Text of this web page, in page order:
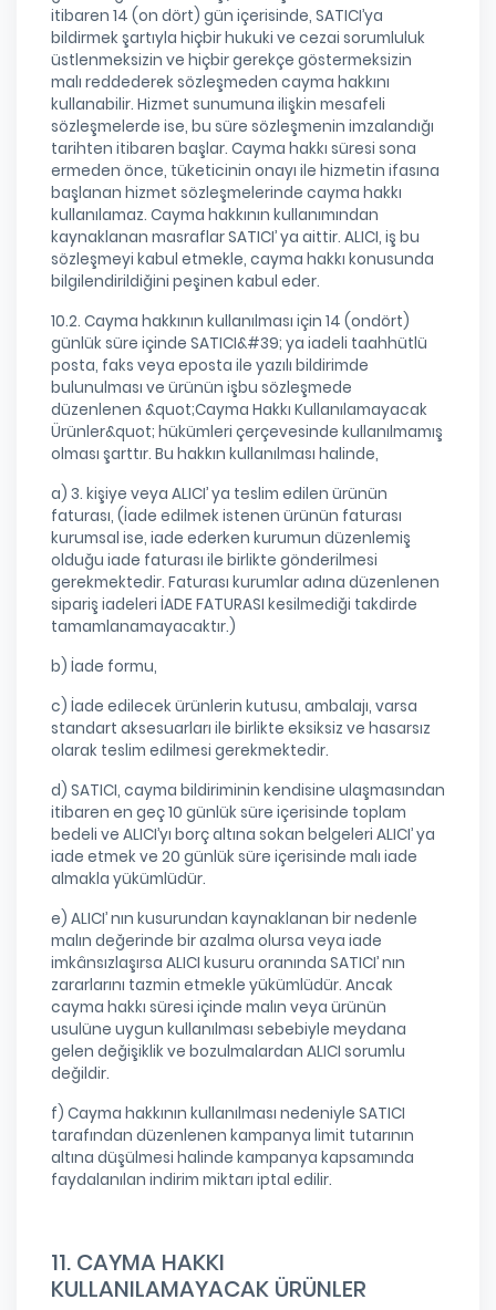
itibaren 14 (on dört) gün içerisinde, SATICI’ya
bildirmek şartıyla hiçbir hukuki ve cezai sorumluluk
üstlenmeksizin ve hiçbir gerekçe göstermeksizin
malı reddederek sözleşmeden cayma hakkını
kullanabilir. Hizmet sunumuna ilişkin mesafeli
sözleşmelerde ise, bu süre sözleşmenin imzalandığı
tarihten itibaren başlar. Cayma hakkı süresi sona
ermeden önce, tüketicinin onayı ile hizmetin ifasına
başlanan hizmet sözleşmelerinde cayma hakkı
kullanılamaz. Cayma hakkının kullanımından
kaynaklanan masraflar SATICI’ ya aittir. ALICI, iş bu
sözleşmeyi kabul etmekle, cayma hakkı konusunda
bilgilendirildiğini peşinen kabul eder.
10.2. Cayma hakkının kullanılması için 14 (ondört)
günlük süre içinde SATICI&#39; ya iadeli taahhütlü
posta, faks veya eposta ile yazılı bildirimde
bulunulması ve ürünün işbu sözleşmede
düzenlenen &quot;Cayma Hakkı Kullanılamayacak
Ürünler&quot; hükümleri çerçevesinde kullanılmamış
olması şarttır. Bu hakkın kullanılması halinde,
a) 3. kişiye veya ALICI’ ya teslim edilen ürünün
faturası, (İade edilmek istenen ürünün faturası
kurumsal ise, iade ederken kurumun düzenlemiş
olduğu iade faturası ile birlikte gönderilmesi
gerekmektedir. Faturası kurumlar adına düzenlenen
sipariş iadeleri İADE FATURASI kesilmediği takdirde
tamamlanamayacaktır.)
b) İade formu,
c) İade edilecek ürünlerin kutusu, ambalajı, varsa
standart aksesuarları ile birlikte eksiksiz ve hasarsız
olarak teslim edilmesi gerekmektedir.
d) SATICI, cayma bildiriminin kendisine ulaşmasından
itibaren en geç 10 günlük süre içerisinde toplam
bedeli ve ALICI’yı borç altına sokan belgeleri ALICI’ ya
iade etmek ve 20 günlük süre içerisinde malı iade
almakla yükümlüdür.
e) ALICI’ nın kusurundan kaynaklanan bir nedenle
malın değerinde bir azalma olursa veya iade
imkânsızlaşırsa ALICI kusuru oranında SATICI’ nın
zararlarını tazmin etmekle yükümlüdür. Ancak
cayma hakkı süresi içinde malın veya ürünün
usulüne uygun kullanılması sebebiyle meydana
gelen değişiklik ve bozulmalardan ALICI sorumlu
değildir.
f) Cayma hakkının kullanılması nedeniyle SATICI
tarafından düzenlenen kampanya limit tutarının
altına düşülmesi halinde kampanya kapsamında
faydalanılan indirim miktarı iptal edilir.
11. CAYMA HAKKI
KULLANILAMAYACAK ÜRÜNLER